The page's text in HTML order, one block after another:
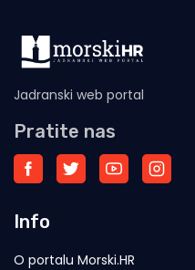
Jadranski web portal
Pratite nas
Info
O portalu Morski.HR